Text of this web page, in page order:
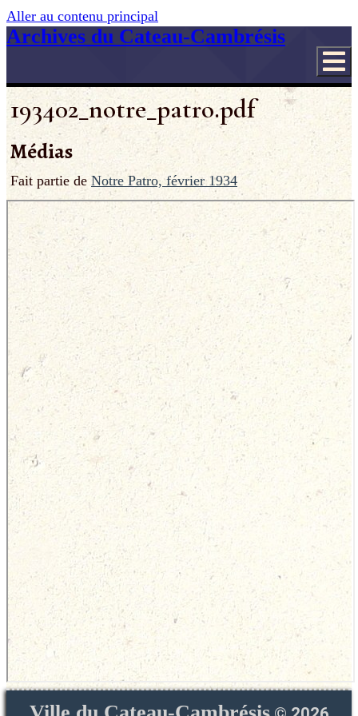
Aller au contenu principal
Archives du Cateau-Cambrésis
193402_notre_patro.pdf
Médias
Fait partie de Notre Patro, février 1934